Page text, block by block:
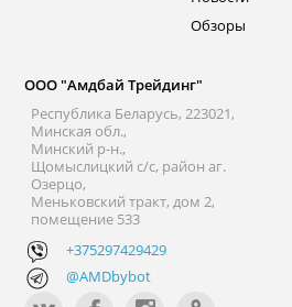
Обзоры
ООО "Амдбай Трейдинг"
Республика Беларусь, 223021,
Минская обл.,
Минский р-н.,
Щомыслицкий с/с, район аг.
Озерцо,
Меньковский тракт, дом 2,
помещение 533
+375297429429
@AMDbybot